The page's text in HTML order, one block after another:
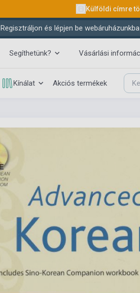
Külföldi címre
Regisztráljon és lépjen be
Segíthetünk? Vásárlási
Kínálat Akciós termékek